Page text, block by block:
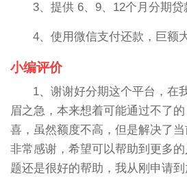
3、提供 6、9、12个月分期贷
4、使用微信支付还款，巨额
小编评价
1、谢谢好分期这个平台，在
眉之急，本来想着可能通过不了
喜，虽然额度不高，但是解决了
非常感谢，希望可以帮助到更多
题还是很好的帮助，我从刚申请